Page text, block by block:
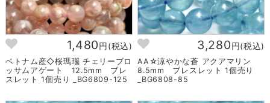
1,480円(税込)
ベトナム産◇桜瑪瑙 チェリーブロ
ッサムアゲート 12.5mm ブレ
スレット 1個売り _BG6809-125
3,280円(税込)
AA☆涼やかな蒼 アクアマリン
8.5mm ブレスレット 1個売り
_BG6808-85